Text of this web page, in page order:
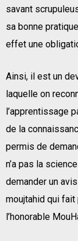
savant
sa bonne
effet une
Ainsi, il est un
laquelle on
l’apprentissage
de la
permis de
n’a pas la
demander un
moujtahid qui
l’honorable